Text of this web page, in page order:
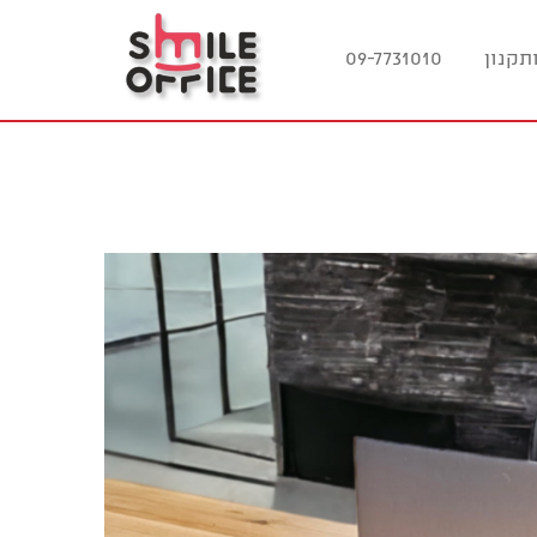
09-7731010